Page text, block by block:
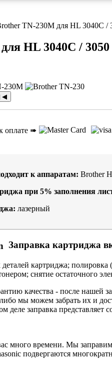
TN-230M для HL 3040C
HL 3040C /
оплате ➠
к аппаратам: Brother
при 5% заполнения
лазерный
Заправка картриджа
деталей картриджа;
снятие остаточного
качества - после нашей
мы можем забрать их и
деле заправка
много времени. Мы
подвергаются